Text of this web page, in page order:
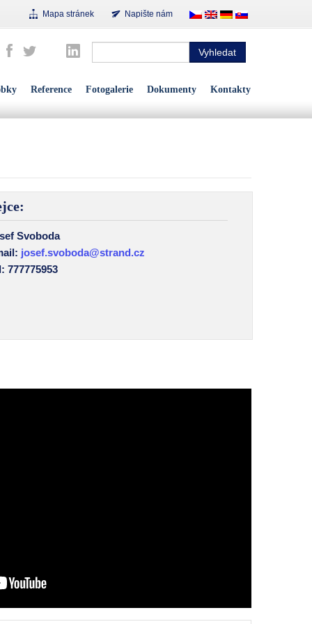
Mapa stránek Napište nám
Vyhledat
Reference Fotogalerie Dokumenty Kontakty
Svoboda
josef.svoboda@strand.cz
777775953